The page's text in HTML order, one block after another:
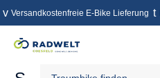
springen
Versandkostenfreie E-Bike Lieferung